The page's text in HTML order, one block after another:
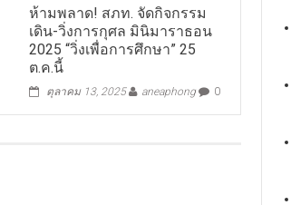
ห้ามพลาด! สภท. จัดกิจกรรม
เดิน-วิ่งการกุศล มินิมาราธอน
2025 “วิ่งเพื่อการศึกษา” 25
ต.ค.นี้
ตุลาคม 13, 2025 aneaphong 0